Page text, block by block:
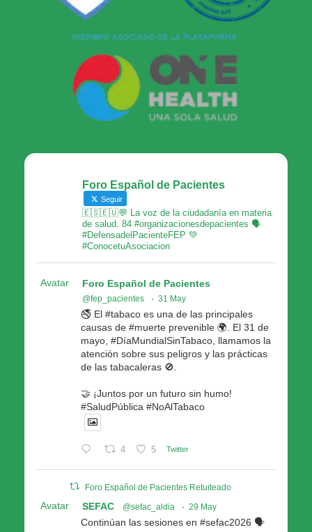
Foro Español de Pacientes
Seguir
🇪🇸🇪🇺💬 La voz de la ciudadanía en materia
de salud. 84 #organizacionesdepacientes 🗣
#DefensadelPacienteFEP 💚
#ConocetuAsociacion
Avatar Foro Español de Pacientes
@fep_pacientes · 31 May
🚭 El #tabaco es una de las principales
causas de #muerte prevenible 🌍. El 31 de
mayo, #DíaMundialSinTabaco, llamamos la
atención sobre sus peligros y las prácticas
de las tabacaleras 🚫.
🤝 ¡Juntos por un futuro sin humo!
#SaludPública #NoAlTabaco
4 5 Twitter
Foro Español de Pacientes Retuiteado
Avatar SEFAC @sefac_aldia · 29 May
Continúan las sesiones en #sefac2026 🗣️